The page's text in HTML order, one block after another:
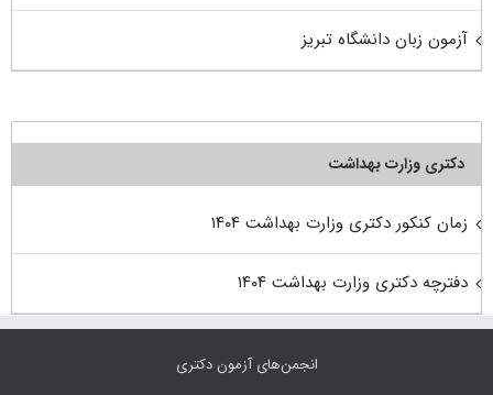
آزمون زبان دانشگاه تبریز
دکتری وزارت بهداشت
زمان کنکور دکتری وزارت بهداشت ۱۴۰۴
دفترچه دکتری وزارت بهداشت ۱۴۰۴
انجمن‌های آزمون دکتری